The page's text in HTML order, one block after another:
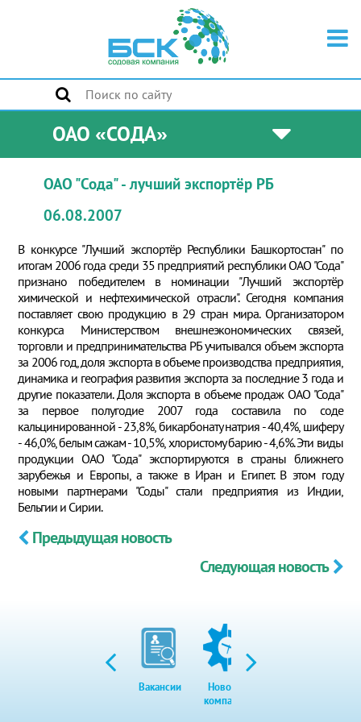
ОАО «СОДА»
ОАО "Сода" - лучший экспортёр РБ
06.08.2007
В конкурсе "Лучший экспортёр Республики Башкортостан" по
итогам 2006 года среди 35 предприятий республики ОАО "Сода"
признано победителем в номинации "Лучший экспортёр
химической и нефтехимической отрасли". Сегодня компания
поставляет свою продукцию в 29 стран мира. Организатором
конкурса Министерством внешнеэкономических связей,
торговли и предпринимательства РБ учитывался объем экспорта
за 2006 год, доля экспорта в объеме производства предприятия,
динамика и география развития экспорта за последние 3 года и
другие показатели. Доля экспорта в объеме продаж ОАО "Сода"
за первое полугодие 2007 года составила по соде
кальцинированной - 23,8%, бикарбонату натрия - 40,4%, шиферу
- 46,0%, белым сажам - 10,5%, хлористому барию - 4,6%. Эти виды
продукции ОАО "Сода" экспортируются в страны ближнего
зарубежья и Европы, а также в Иран и Египет. В этом году
новыми партнерами "Соды" стали предприятия из Индии,
Бельгии и Сирии.
Предыдущая новость
Следующая новость
Вакансии
Новости
компании